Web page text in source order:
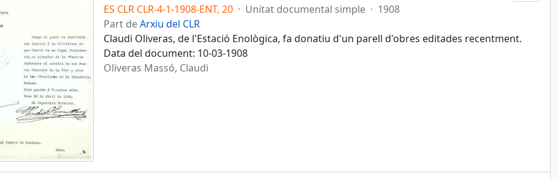
ES CLR CLR-4-1-1908-ENT, 20 · Unitat documental simple · 1908
Part deArxiu del CLR
Claudi Oliveras, de l'Estació Enològica, fa donatiu d'un parell d'obres editades recentment.
Data del document: 10-03-1908
Oliveras Massó, Claudi